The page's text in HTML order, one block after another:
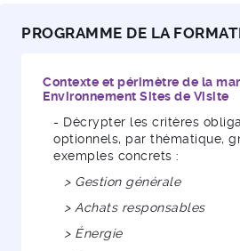
PROGRAMME DE LA
Contexte et périmètre de la
Environnement Sites de Visite
- Décrypter les critères
optionnels, par thématique,
exemples concrets :
> Gestion générale
> Achats responsables
> Énergie